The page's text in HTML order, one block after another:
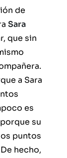
de
Sara
que sin
a Sara
es
su
puntos
hecho,